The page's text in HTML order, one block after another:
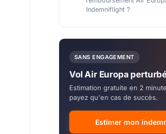
Indemniflight ?
SANS ENGAGEMENT
Vol Air Europa
Estimation gratuite en 2
payez qu'en cas de succès.
Estimer mon